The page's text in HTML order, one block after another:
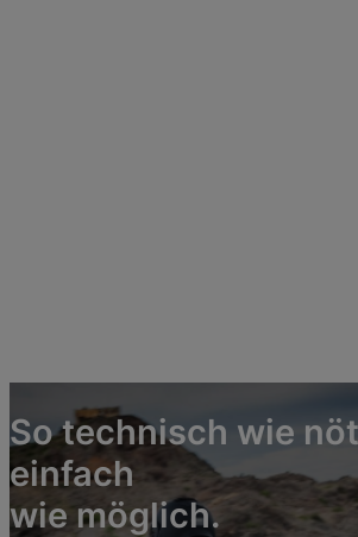
So technisch wie
einfach
wie möglich.